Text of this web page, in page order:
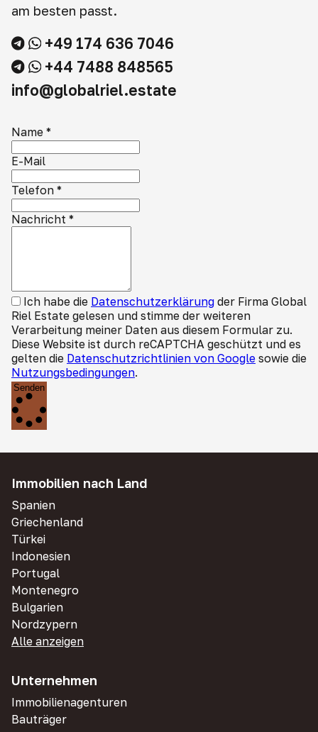
am besten passt.
+49 174 636 7046
+44 7488 848565
info@globalriel.estate
Name *
E-Mail
Telefon *
Nachricht *
Ich habe die Datenschutzerklärung der Firma Global
Riel Estate gelesen und stimme der weiteren
Verarbeitung meiner Daten aus diesem Formular zu.
Diese Website ist durch reCAPTCHA geschützt und es
gelten die Datenschutzrichtlinien von Google sowie die
Nutzungsbedingungen.
Senden
Immobilien nach Land
Spanien
Griechenland
Türkei
Indonesien
Portugal
Montenegro
Bulgarien
Nordzypern
Alle anzeigen
Unternehmen
Immobilienagenturen
Bauträger